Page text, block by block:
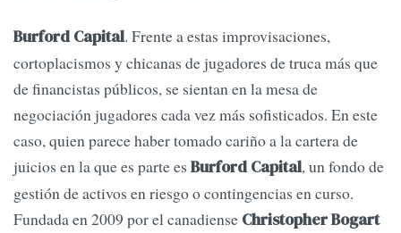
Burford Capital. Frente a estas improvisaciones,
cortoplacismos y chicanas de jugadores de truca más que
de financistas públicos, se sientan en la mesa de
negociación jugadores cada vez más sofisticados. En este
caso, quien parece haber tomado cariño a la cartera de
juicios en la que es parte es Burford Capital, un fondo de
gestión de activos en riesgo o contingencias en curso.
Fundada en 2009 por el canadiense Christopher Bogart